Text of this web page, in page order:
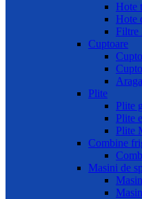
Hote
Hote
Filtre
Cuptoare
Plite
Plite
Plite
Plite
Combine
Masini de